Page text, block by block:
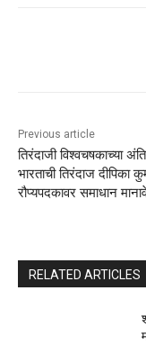
Previous article
तिरंदाजी विश्वचषकाच्या
भारताची तिरंदाज दीपिका
रौप्यपदकावर समाधान
RELATED ARTICLES